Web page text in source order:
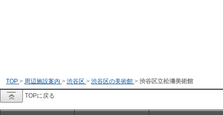
TOP > 周辺施設案内 > 渋谷区 > 渋谷区の美術館 > 渋谷区立松濤美術館
TOPに戻る